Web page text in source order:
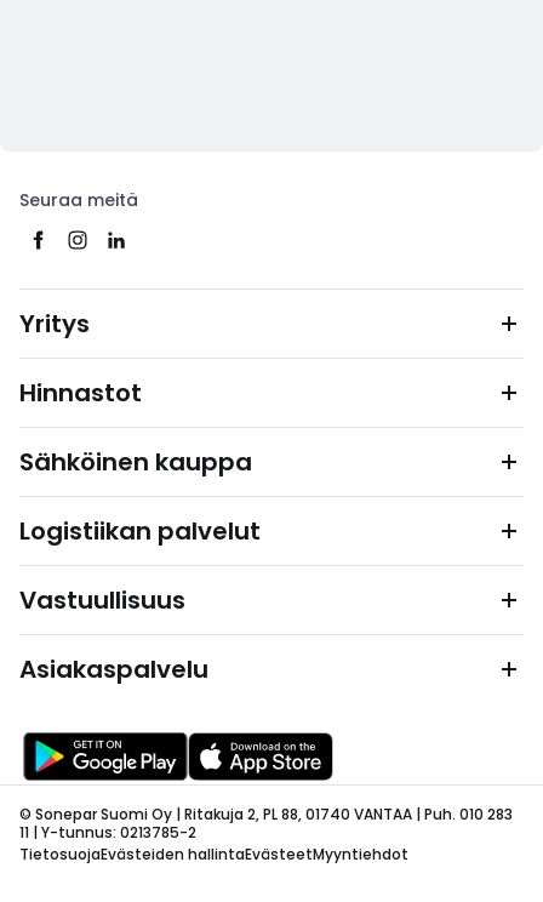
Seuraa meitä
Yritys
Hinnastot
Sähköinen kauppa
Logistiikan palvelut
Vastuullisuus
Asiakaspalvelu
© Sonepar Suomi Oy | Ritakuja 2, PL 88, 01740 VANTAA | Puh. 010 283
11 | Y-tunnus: 0213785-2
TietosuojaEvästeiden hallintaEvästeetMyyntiehdot